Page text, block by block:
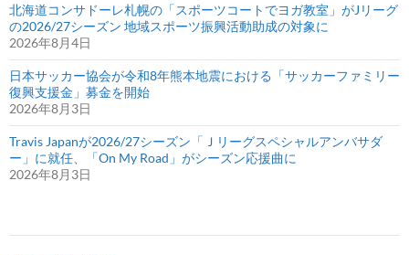
北海道コンサドーレ札幌の「スポーツコートでヨガ教室」がJリーグ
の2026/27シーズン 地域スポーツ振興活動助成の対象に
2026年8月4日
日本サッカー協会が令和8年熊本地震における「サッカーファミリー
復興支援金」募金を開始
2026年8月3日
Travis Japanが2026/27シーズン「Ｊリーグスペシャルアンバサダ
ー」に就任、「On My Road」がシーズン応援曲に
2026年8月3日